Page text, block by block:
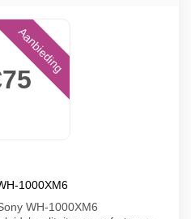
Aanbieding
1000XM6
WH-1000XM6